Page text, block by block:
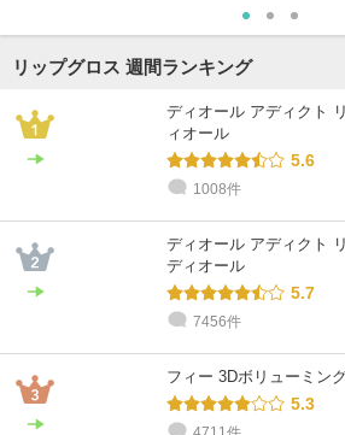
リップグロス 週間ランキング
ディオール アディクト
ィオール
5.6
1008件
ディオール アディクト
ディオール
5.7
7456件
フィー 3Dボリューミン
5.3